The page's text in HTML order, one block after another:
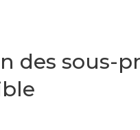
des sous-